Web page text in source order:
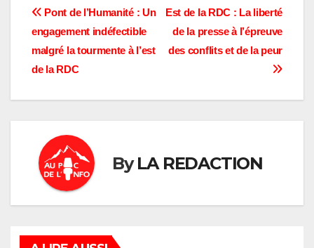
santé voisine de
l'épicentre.…
Navigation
de
l’article
Est de la RDC : La liberté
de la presse à l’épreuve
des conflits et de la peur
Pont de l’Humanité : Un
engagement indéfectible
malgré la tourmente à l’est
de la RDC
ByLA REDACTION